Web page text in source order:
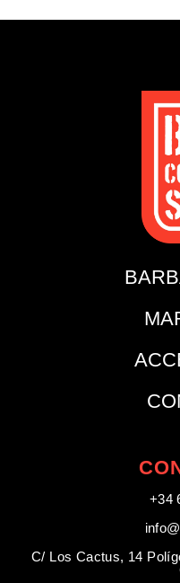
+34
C/ Los Cactus, 14